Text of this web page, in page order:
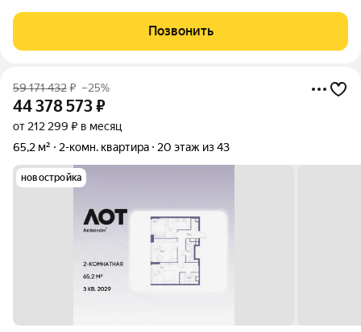
бизнес-класса Пейв от девелопера FORMA. Метро Павелецкая
в пешей доступности,
Позвонить
59 171 432₽ –25%
44 378 573₽
от 212 299 ₽ в месяц
65,2 м²
2-комн. квартира 20 этаж из 43
новостройка